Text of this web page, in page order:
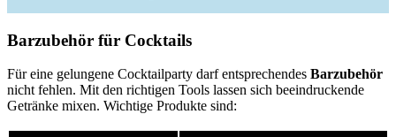
Barzubehör für Cocktails
Für eine gelungene Cocktailparty darf entsprechendes Barzubehör
nicht fehlen. Mit den richtigen Tools lassen sich beeindruckende
Getränke mixen. Wichtige Produkte sind: